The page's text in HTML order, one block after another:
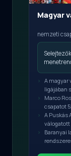
Magyar
nemzeti
A magyar
ligájában
Marco
csapatot
A Puskás
válogatott
Baranyai